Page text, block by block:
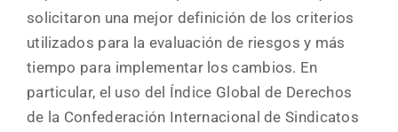
solicitaron una mejor definición de los criterios
utilizados para la evaluación de riesgos y más
tiempo para implementar los cambios. En
particular, el uso del Índice Global de Derechos
de la Confederación Internacional de Sindicatos